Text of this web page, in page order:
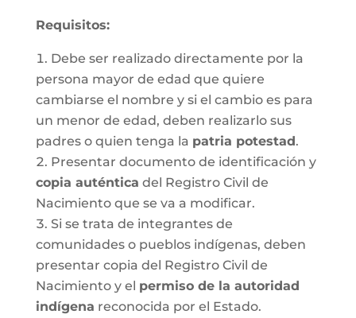
Requisitos:
Debe ser realizado directamente por la
persona mayor de edad que quiere
cambiarse el nombre y si el cambio es para
un menor de edad, deben realizarlo sus
padres o quien tenga la patria potestad.
Presentar documento de identificación y
copia auténtica del Registro Civil de
Nacimiento que se va a modificar.
Si se trata de integrantes de
comunidades o pueblos indígenas, deben
presentar copia del Registro Civil de
Nacimiento y el permiso de la autoridad
indígena reconocida por el Estado.